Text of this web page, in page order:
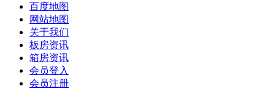
百度地图
网站地图
关于我们
板房资讯
箱房资讯
会员登入
会员注册